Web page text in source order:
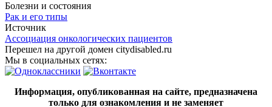
Болезни и состояния
Рак и его типы
Источник
Ассоциация онкологических пациентов
Перешел на другой домен citydisabled.ru
Мы в социальных сетях:
Информация, опубликованная на сайте, предназначена
только для ознакомления и не заменяет